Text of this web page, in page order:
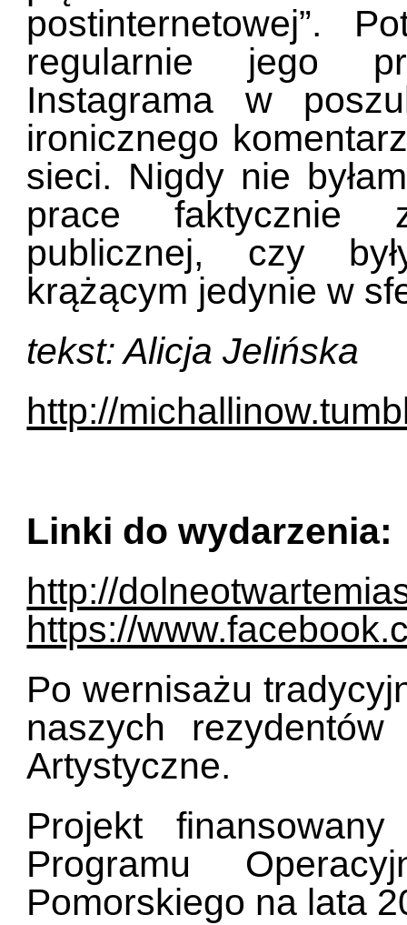
postinternetowej”.
regularnie jego
Instagrama w
ironicznego
sieci. Nigdy nie
prace faktycznie
publicznej, czy
krążącym jedynie w
tekst: Alicja Jelińska
http://
Linki do wydarzenia:
http://
https://
Po wernisażu
naszych
Artystyczne.
Projekt
Programu
Pomorskiego na lata